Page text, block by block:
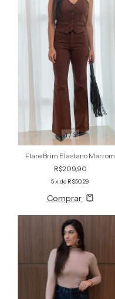
1/3
Flare Brim Elastano Marrom
R$209,90
5x de R$50,29
Comprar